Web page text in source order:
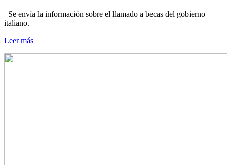
Se envía la información sobre el llamado a becas del gobierno
italiano.
Leer más